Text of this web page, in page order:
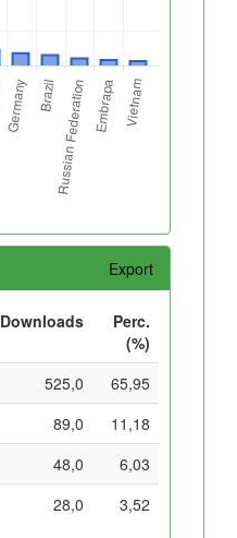
Export
Downloads
Perc.
(%)
525,0
65,95
89,0
11,18
48,0
6,03
28,0 3,52